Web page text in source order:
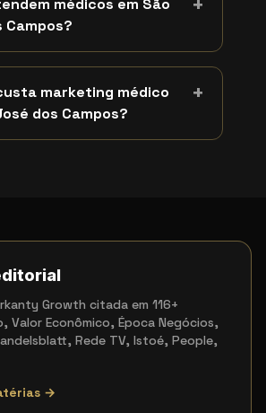
médicos em São
Campos?
marketing médico
dos Campos?
+
Growth citada em 116+
Valor Econômico, Época Negócios,
Rede TV, Istoé, People,
→